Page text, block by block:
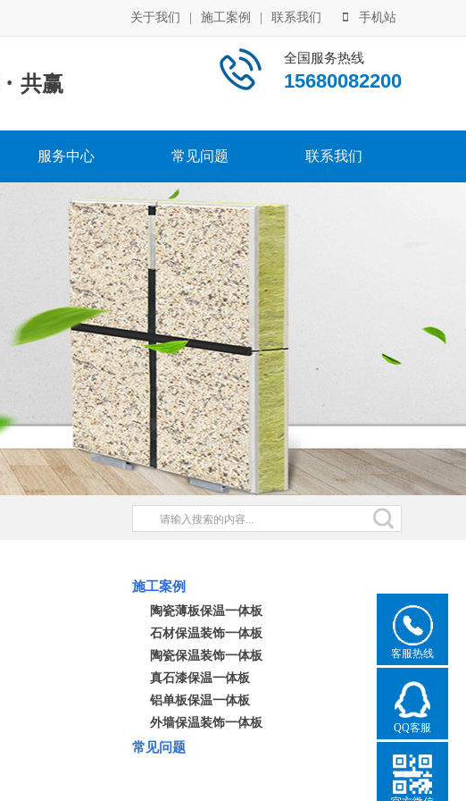
关于我们 施工案例 联系我们 手机站
· 共赢
全国服务热线
15680082200
服务中心 常见问题 联系我们
施工案例
陶瓷薄板保温一体板
石材保温装饰一体板
陶瓷保温装饰一体板
真石漆保温一体板
铝单板保温一体板
外墙保温装饰一体板
常见问题
客服热线
QQ客服